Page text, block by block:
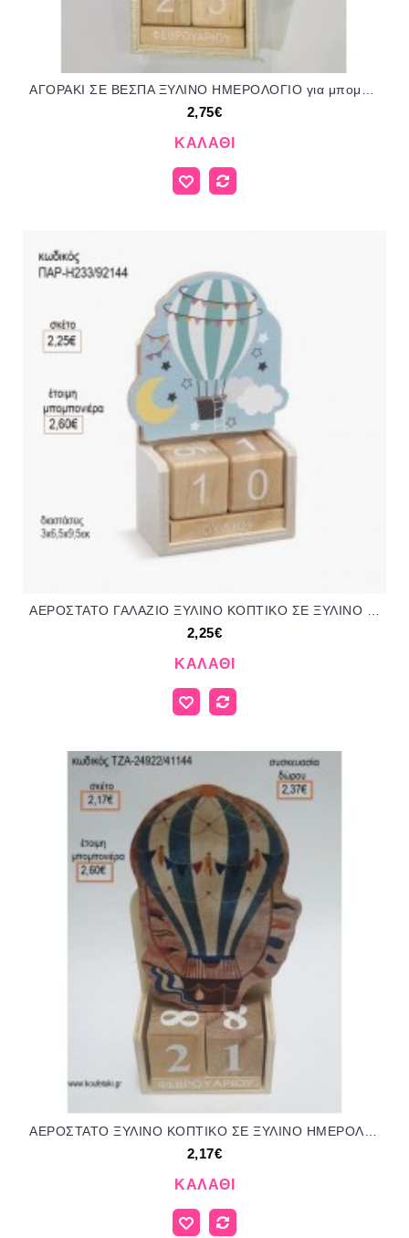
2,75€
ΚΑΛΆΘΙ
2,25€
ΚΑΛΆΘΙ
ΑΕΡΟΣΤΑΤΟ ΞΥΛΙΝΟ ΚΟΠΤΙΚΟ ΣΕ ΞΥΛΙΝΟ ΗΜΕΡΟΛΟΓΙΟ για μπομπονιέρες - γούρια ΤΖΑ-24922/41144 2.17€!!!
2,17€
ΚΑΛΆΘΙ